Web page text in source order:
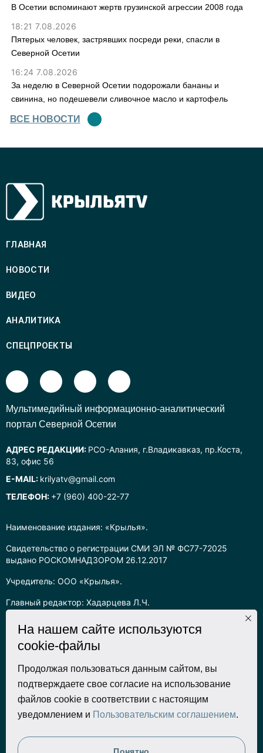
В Осетии вспоминают жертв грузинской агрессии 2008 года
18:21 7.08.2026
Пятерых человек, застрявших посреди реки, спасли в
Северной Осетии
16:24 7.08.2026
За неделю в Северной Осетии подорожали бананы и
свинина, но подешевели сливочное масло и картофель
ВСЕ НОВОСТИ
Наименование издания: «Крылья».
Свидетельство о регистрации СМИ ЭЛ № ФС77-72025
выдано РОСКОМНАДЗОРОМ 26.12.2017
Учредитель: ООО «Крылья».
Главный редактор: Хадарцева Л.Ч.
Информация на сайте предназначена для лиц старше 16 лет.
Все права на любые материалы, опубликованные на сайте,
защищены в соответствии с российским законодательством
об интеллектуальной собственности. Любое использование
текстовых, фото, аудио и видеоматериалов возможно только
с согласия правообладателя (ООО «Крылья») и при строгом
наличии ссылки на ресурс. Для сетевых ресурсов –
гиперссылка.
Разработка сайта
ГЛАВНАЯ
НОВОСТИ
ВИДЕО
АНАЛИТИКА
СПЕЦПРОЕКТЫ
Mультимедийный информационно-аналитический
портал Северной Осетии
АДРЕС РЕДАКЦИИ: РСО-Алания, г.Владикавказ, пр.Коста,
83, офис 56
E-MAIL: krilyatv@gmail.com
ТЕЛЕФОН: +7 (960) 400-22-77
На нашем сайте используются
cookie-файлы
Продолжая пользоваться данным сайтом, вы
подтверждаете свое согласие на использование
файлов cookie в соответствии с настоящим
уведомлением и Пользовательским соглашением.